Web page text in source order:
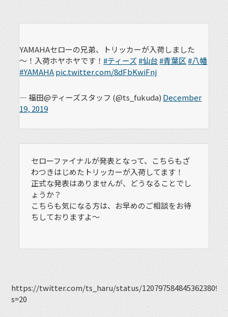
YAMAHAセローの兄弟、トリッカーが入荷しました
～！入荷ホヤホヤです！#ティーズ#仙台#青葉区 #八幡
#YAMAHApic.twitter.com/8dFbKwiFnj
— 福田@ティーズスタッフ (@ts_fukuda) December
19, 2019
セローファイナルが発表となって、こちらもざ
わつきはじめたトリッカーが入荷してます！
正式な発表はありませんが、どうなることでし
ょうか？
こちらも気になる方は、お早めのご相談をお待
ちしておりますよ〜
https://twitter.com/ts_haru/status/1207975848453623809?
s=20